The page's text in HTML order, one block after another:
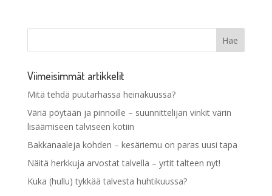
Viimeisimmät artikkelit
Mitä tehdä puutarhassa heinäkuussa?
Väriä pöytään ja pinnoille – suunnittelijan vinkit värin
lisäämiseen talviseen kotiin
Bakkanaaleja kohden – kesäriemu on paras uusi tapa
Näitä herkkuja arvostat talvella – yrtit talteen nyt!
Kuka (hullu) tykkää talvesta huhtikuussa?